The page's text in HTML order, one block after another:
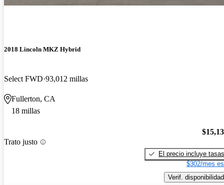
2018 Lincoln MKZ Hybrid
Select FWD 93,012 millas
Fullerton, CA
18 millas
Trato justo
El precio incluye tasas
$302/mes
Verif. disponibilidad